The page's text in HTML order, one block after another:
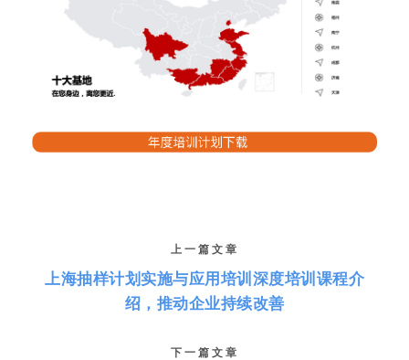
上一篇文章
上海抽样计划实施与应用培训深度培训课程介
绍，推动企业持续改善
下一篇文章